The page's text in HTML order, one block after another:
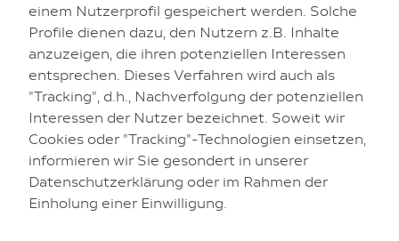
einem Nutzerprofil gespeichert werden. Solche
Profile dienen dazu, den Nutzern z.B. Inhalte
anzuzeigen, die ihren potenziellen Interessen
entsprechen. Dieses Verfahren wird auch als
"Tracking", d.h., Nachverfolgung der potenziellen
Interessen der Nutzer bezeichnet. Soweit wir
Cookies oder "Tracking"-Technologien einsetzen,
informieren wir Sie gesondert in unserer
Datenschutzerklärung oder im Rahmen der
Einholung einer Einwilligung.